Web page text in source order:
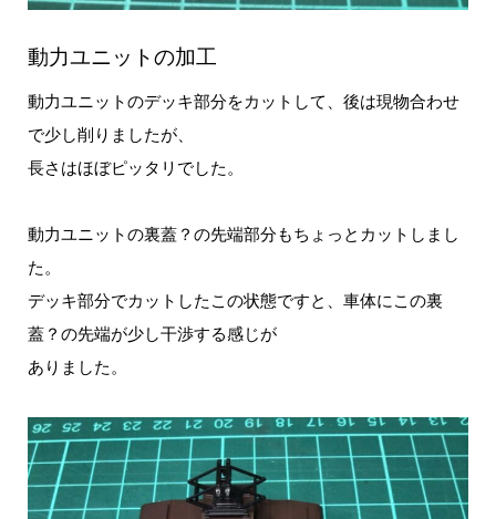
動力ユニットの加工
動力ユニットのデッキ部分をカットして、後は現物合わせ
で少し削りましたが、
長さはほぼピッタリでした。
動力ユニットの裏蓋？の先端部分もちょっとカットしまし
た。
デッキ部分でカットしたこの状態ですと、車体にこの裏
蓋？の先端が少し干渉する感じが
ありました。